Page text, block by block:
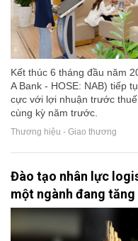
Kết thúc 6 tháng đầu năm
A Bank - HOSE: NAB) tiếp
cực với lợi nhuận trước
cùng kỳ năm trước.
Thương hiệu - Giao thương
Đào tạo nhân lực
một ngành đang